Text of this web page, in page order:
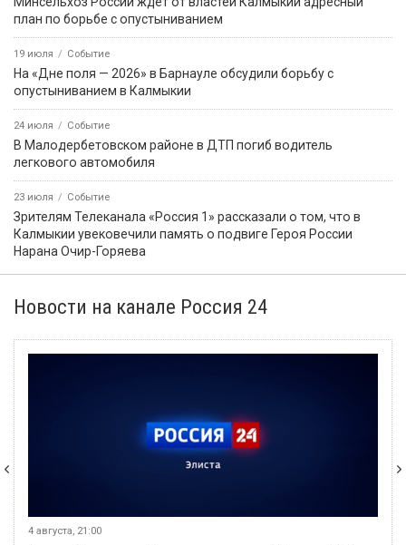
план по борьбе с опустыниванием
19 июля Событие
На «Дне поля — 2026» в Барнауле обсудили борьбу с
опустыниванием в Калмыкии
24 июля Событие
В Малодербетовском районе в ДТП погиб водитель
легкового автомобиля
23 июля Событие
Зрителям Телеканала «Россия 1» рассказали о том, что в
Калмыкии увековечили память о подвиге Героя России
Нарана Очир-Горяева
Новости на канале Россия 24
4 августа, 21:00